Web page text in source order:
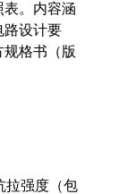
表。内容涵
路设计要
格书（版
拉强度（包